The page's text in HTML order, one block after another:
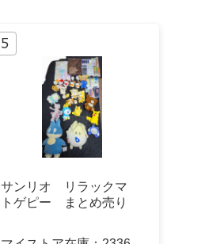
サンリオ リラックマ
トゲピー まとめ売り